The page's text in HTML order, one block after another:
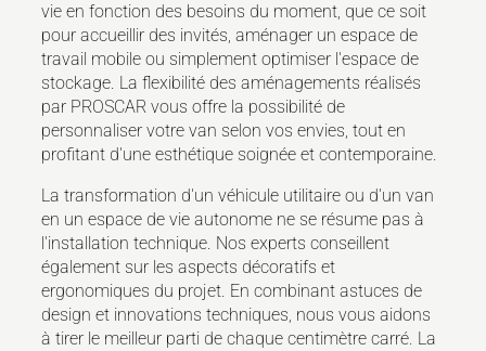
vie en fonction des besoins du moment, que ce soit
pour accueillir des invités, aménager un espace de
travail mobile ou simplement optimiser l'espace de
stockage. La flexibilité des aménagements réalisés
par PROSCAR vous offre la possibilité de
personnaliser votre van selon vos envies, tout en
profitant d'une esthétique soignée et contemporaine.
La transformation d'un véhicule utilitaire ou d'un van
en un espace de vie autonome ne se résume pas à
l'installation technique. Nos experts conseillent
également sur les aspects décoratifs et
ergonomiques du projet. En combinant astuces de
design et innovations techniques, nous vous aidons
à tirer le meilleur parti de chaque centimètre carré. La